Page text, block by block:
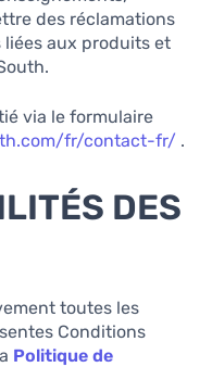
des réclamations
aux produits et
via le formulaire
fr/contact-fr/ .
DES
toutes les
Conditions
Politique de